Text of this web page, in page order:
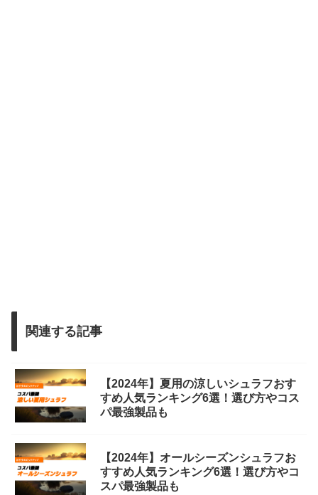
関連する記事
【2024年】夏用の涼しいシュラフおす
すめ人気ランキング6選！選び方やコス
パ最強製品も
【2024年】オールシーズンシュラフお
すすめ人気ランキング6選！選び方やコ
スパ最強製品も